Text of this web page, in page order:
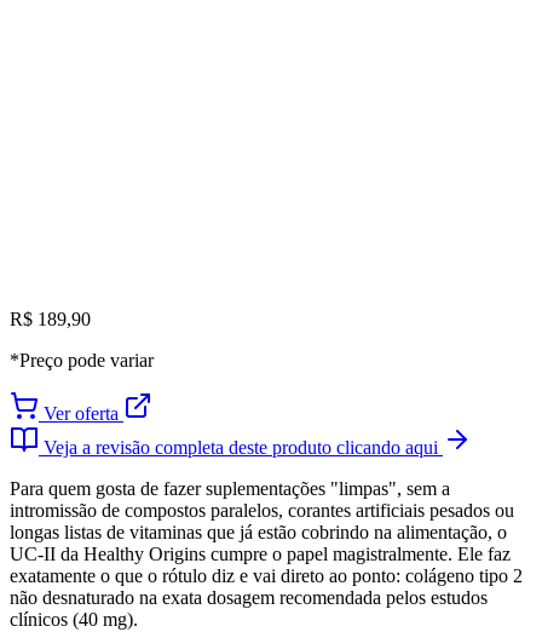
R$ 189,90
*Preço pode variar
Ver oferta
Veja a revisão completa deste produto clicando aqui
Para quem gosta de fazer suplementações "limpas", sem a
intromissão de compostos paralelos, corantes artificiais pesados ou
longas listas de vitaminas que já estão cobrindo na alimentação, o
UC-II da Healthy Origins cumpre o papel magistralmente. Ele faz
exatamente o que o rótulo diz e vai direto ao ponto: colágeno tipo 2
não desnaturado na exata dosagem recomendada pelos estudos
clínicos (40 mg).